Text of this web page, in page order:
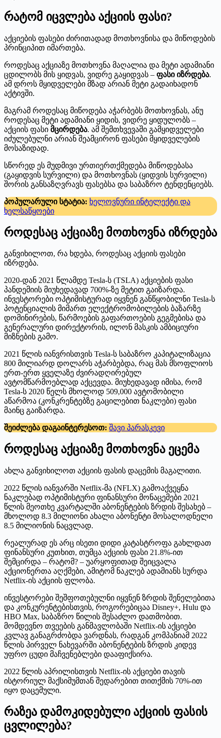
რატომ იცვლება აქციის ფასი?
აქციების ფასები ძირითადად მოთხოვნისა და მიწოდების
პრინციპით იმართება.
როდესაც აქციაზე მოთხოვნა მაღალია და მეტი ადამიანი
ცდილობს მის ყიდვას, ვიდრე გაყიდვას – ფასი იზრდება.
ამ დროს მყიდველები მზად არიან მეტი გადაიხადონ
აქტივში.
მაგრამ როდესაც მიწოდება აჭარბებს მოთხოვნას, ანუ
როდესაც მეტი ადამიანი ყიდის, ვიდრე ყიდულობს –
აქციის ფასი მცირდება. ამ შემთხვევაში გამყიდველები
იძულებულნი არიან შეამცირონ ფასები მყიდველების
მოსაზიდად.
სწორედ ეს მუდმივი ურთიერთქმედება მიწოდებასა
(გაყიდვის სურვილი) და მოთხოვნას (ყიდვის სურვილი)
შორის განსაზღვრავს ფასებსა და საბაზრო ტენდენციებს.
პოპულარული სტატია: ხელოვნური ინტელექტი და
ხელსაწყოები
როდესაც აქციაზე მოთხოვნა იზრდება
განვიხილოთ, რა ხდება, როდესაც აქციის ფასები
იზრდება.
2020-დან 2021 წლამდე Tesla-ს (TSLA) აქციების ფასი
პანდემიის მიუხედავად 700%-ზე მეტით გაიზარდა.
ინვესტორები ოპტიმისტურად იყვნენ განწყობილნი Tesla-ს
პოტენციალის მიმართ ელექტრომობილების ბაზარზე
დომინირების, წარმოების გაფართოების გეგმებისა და
გენერალური დირექტორის, ილონ მასკის ამბიციური
მიზნების გამო.
2021 წლის იანვრისთვის Tesla-ს საბაზრო კაპიტალიზაცია
800 მილიარდ დოლარს აჭარბებდა, რაც მას მსოფლიოს
ერთ-ერთ ყველაზე ძვირადღირებულ
ავტომწარმოებლად აქცევდა. მიუხედავად იმისა, რომ
Tesla-ს 2020 წელს მხოლოდ 509,000 ავტომობილი
აწარმოა (კონკრენტებზე გაცილებით ნაკლები) ფასი
მაინც გაიზარდა.
შეიძლება დაგაინტერესოთ: შავი პარასკევი
როდესაც აქციაზე მოთხოვნა ეცემა
ახლა განვიხილოთ აქციის ფასის დაცემის მაგალითი.
2022 წლის იანვარში Netflix-მა (NFLX) გამოაქვეყნა
ნაკლებად ოპტიმისტური ფინანსური მონაცემები 2021
წლის მეოთხე კვარტალში აბონენტების ზრდის შესახებ –
მხოლოდ 8.3 მილიონი ახალი აბონენტი მოსალოდნელი
8.5 მილიონის ნაცვლად.
რეალურად ეს არც ისეთი დიდი კატასტროფა გახლდათ
ფინანსური კუთხით, თუმცა აქციის ფასი 21.8%-ით
შემცირდა – რატომ? – უარყოფითად შეიცვალა
აქციონერთა აღქმები, ამიტომ ნაკლებ ადამიანს სურდა
Netflix-ის აქციის ფლობა.
ინვესტორები შეშფოთებულნი იყვნენ ზრდის შენელებითა
და კონკურენტებისთვის, როგორებიცაა Disney+, Hulu და
HBO Max, საბაზრო წილის შესაძლო დათმობით.
მომდევნო თვეების განმავლობაში Netflix-ის აქციები
კვლავ განაგრძობდა ვარდნას, რადგან კომპანიამ 2022
წლის პირველ ნახევარში აბონენტების ზრდის კიდევ
უფრო ცუდი მაჩვენებლები დააფიქსირა.
2022 წლის აპრილისთვის Netflix-ის აქციები თავის
ისტორიულ მაქსიმუმთან შედარებით თითქმის 70%-ით
იყო დაცემული.
რაზეა დამოკიდებული აქციის ფასის
ცვლილება?